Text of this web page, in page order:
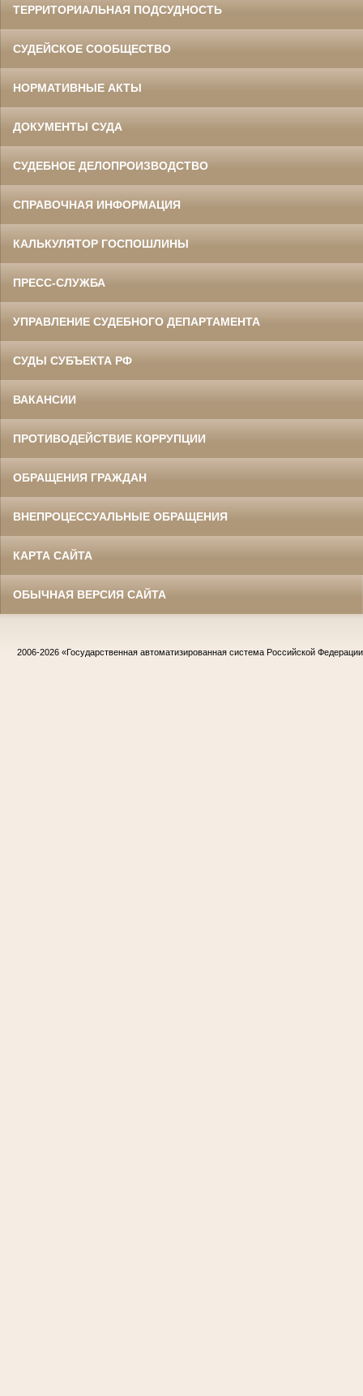
ТЕРРИТОРИАЛЬНАЯ ПОДСУДНОСТЬ
СУДЕЙСКОЕ СООБЩЕСТВО
НОРМАТИВНЫЕ АКТЫ
ДОКУМЕНТЫ СУДА
СУДЕБНОЕ ДЕЛОПРОИЗВОДСТВО
СПРАВОЧНАЯ ИНФОРМАЦИЯ
КАЛЬКУЛЯТОР ГОСПОШЛИНЫ
ПРЕСС-СЛУЖБА
УПРАВЛЕНИЕ СУДЕБНОГО ДЕПАРТАМЕНТА
СУДЫ СУБЪЕКТА РФ
ВАКАНСИИ
ПРОТИВОДЕЙСТВИЕ КОРРУПЦИИ
ОБРАЩЕНИЯ ГРАЖДАН
ВНЕПРОЦЕССУАЛЬНЫЕ ОБРАЩЕНИЯ
КАРТА САЙТА
ОБЫЧНАЯ ВЕРСИЯ САЙТА
2006-2026 «Государственная автоматизированная система Российской